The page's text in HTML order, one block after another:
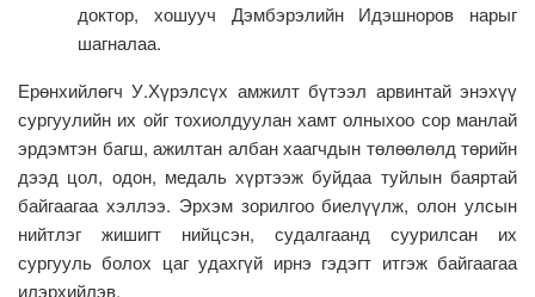
доктор, хошууч Дэмбэрэлийн Идэшноров нарыг
шагналаа.
Ерөнхийлөгч У.Хүрэлсүх амжилт бүтээл арвинтай энэхүү
сургуулийн их ойг тохиолдуулан хамт олныхоо сор манлай
эрдэмтэн багш, ажилтан албан хаагчдын төлөөлөлд төрийн
дээд цол, одон, медаль хүртээж буйдаа туйлын баяртай
байгаагаа хэллээ. Эрхэм зорилгоо биелүүлж, олон улсын
нийтлэг жишигт нийцсэн, судалгаанд суурилсан их
сургууль болох цаг удахгүй ирнэ гэдэгт итгэж байгаагаа
илэрхийлэв.